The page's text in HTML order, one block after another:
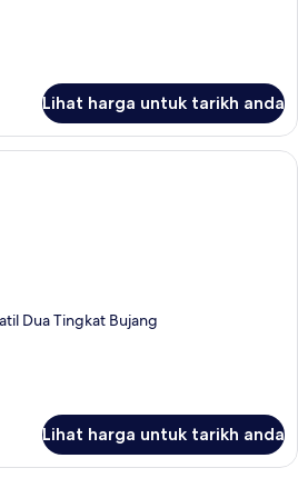
Lihat harga untuk tarikh anda
Family Room | Peti besi dalam bilik,
Dua Tingkat Bujang
Lihat harga untuk tarikh anda